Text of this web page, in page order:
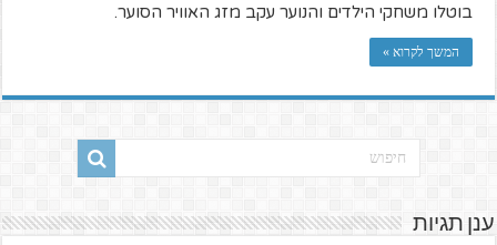
בוטלו משחקי הילדים והנוער עקב מזג האוויר הסוער.
המשך לקרוא »
ענן תגיות